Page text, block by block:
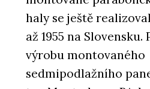
haly se ještě
až 1955 na
výrobu montovaného
sedmipodlažního